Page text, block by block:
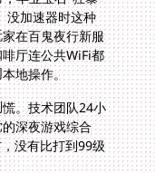
地操作。
。技术团队24小
的深夜游戏综合
没有比打到99级